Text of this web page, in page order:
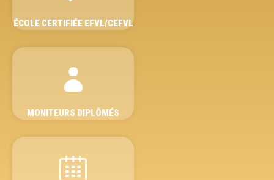
ÉCOLE CERTIFIÉE EFVL/CEFVL
MONITEURS DIPLÔMÉS